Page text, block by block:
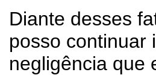
Diante desses
posso continuar
negligência que